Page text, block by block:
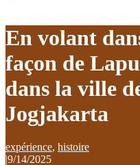
En volant
façon de
dans la ville
Jogjakarta
expérience, histoire
|9/14/2025